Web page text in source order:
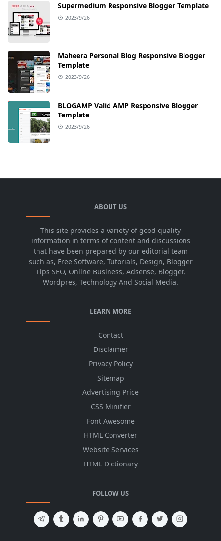
Supermedium Responsive Blogger Template
2023/9/26
Maheera Personal Blog Responsive Blogger
Template
2023/9/26
BLOGAMP Valid AMP Responsive Blogger
Template
2023/9/26
ABOUT US
This site provides a variety of good quality
information in terms of content and discussions
that have been prepared by our editorial team
such as, Free Software, Tutorials, Design, Blogger
Tips SEO, Online Business, Adsense, Blogger,
Wordpres, Technology And Social Media.
LEARN MORE
Contact
Disclaimer
Privacy Policy
Sitemap
Advertising Price
CSS Minifier
Font Awesome
HTML Converter
Website Services
HTML Dictionary
FOLLOW US